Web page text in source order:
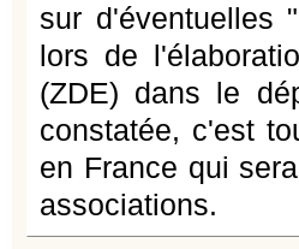
sur d'éventuelles
lors de
(ZDE) dans le
constatée, c'est
en France qui
associations.